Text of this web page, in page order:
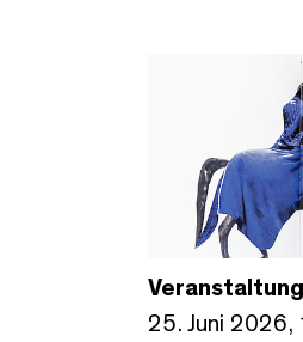
Veranstaltung
25. Juni 2026,